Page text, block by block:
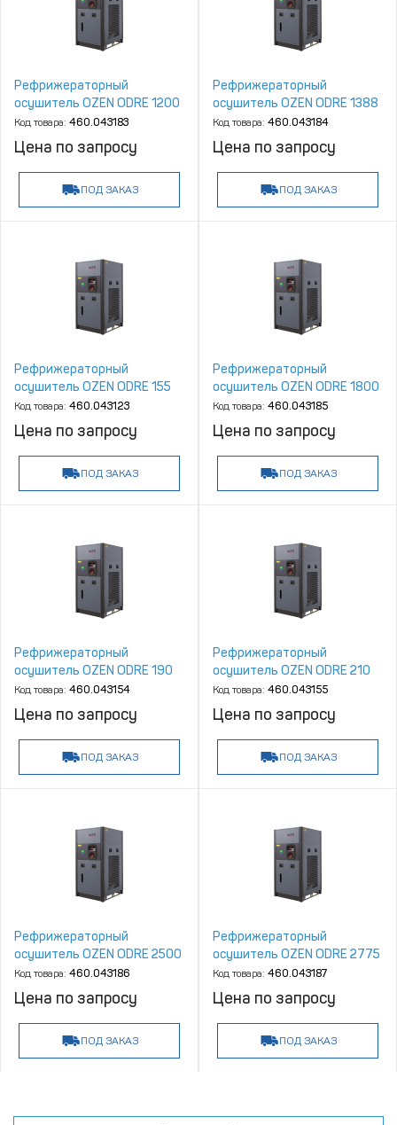
Рефрижераторный
осушитель OZEN ODRE 1200
Код товара: 460.043183
Цена по запросу
ПОД ЗАКАЗ
Рефрижераторный
осушитель OZEN ODRE 1388
Код товара: 460.043184
Цена по запросу
ПОД ЗАКАЗ
Рефрижераторный
осушитель OZEN ODRE 155
Код товара: 460.043123
Цена по запросу
ПОД ЗАКАЗ
Рефрижераторный
осушитель OZEN ODRE 1800
Код товара: 460.043185
Цена по запросу
ПОД ЗАКАЗ
Рефрижераторный
осушитель OZEN ODRE 190
Код товара: 460.043154
Цена по запросу
ПОД ЗАКАЗ
Рефрижераторный
осушитель OZEN ODRE 210
Код товара: 460.043155
Цена по запросу
ПОД ЗАКАЗ
Рефрижераторный
осушитель OZEN ODRE 2500
Код товара: 460.043186
Цена по запросу
ПОД ЗАКАЗ
Рефрижераторный
осушитель OZEN ODRE 2775
Код товара: 460.043187
Цена по запросу
ПОД ЗАКАЗ